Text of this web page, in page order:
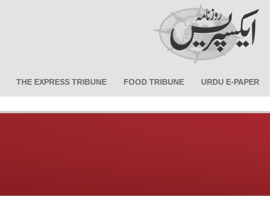
THE EXPRESS TRIBUNE FOOD TRIBUNE URDU E-PAPER